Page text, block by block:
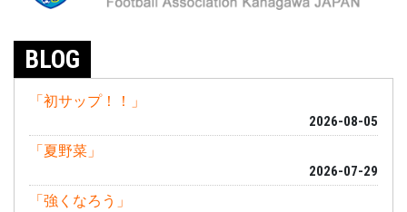
BLOG
「初サップ！！」
2026-08-05
「夏野菜」
2026-07-29
「強くなろう」